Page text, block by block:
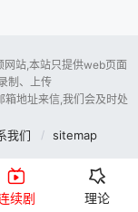
网站,本站只提供web页面
制、上传
地址来信,我们会及时处
我们 sitemap
续剧 理论